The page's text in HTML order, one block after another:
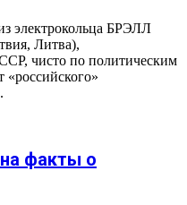
электрокольца БРЭЛЛ
Литва),
чисто по политическим
факты о